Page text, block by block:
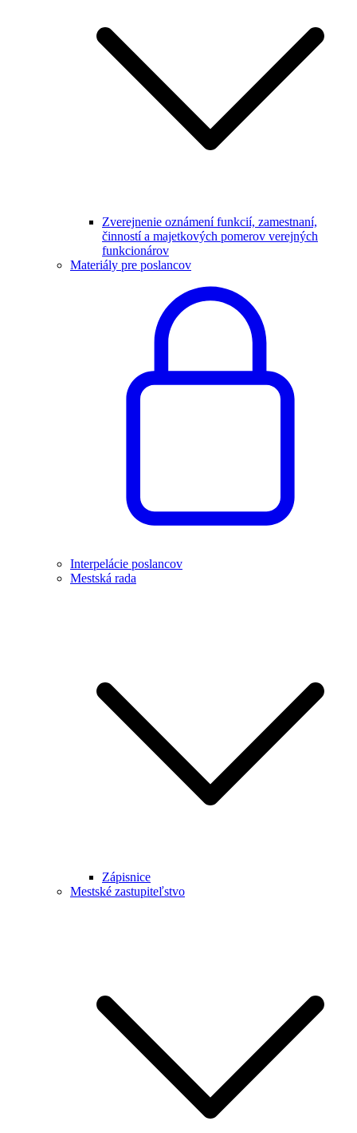
Zverejnenie oznámení funkcií, zamestnaní,
činností a majetkových pomerov verejných
funkcionárov
Materiály pre poslancov
Interpelácie poslancov
Mestská rada
Zápisnice
Mestské zastupiteľstvo